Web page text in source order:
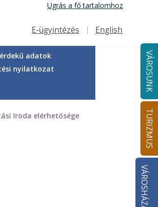
Ugrás a fő tartalomhoz
Felső navigáció
E-ügyintézés English
VÁROSUNK
TURIZMUS
VÁROSHÁZA
adatok
nyilatkozat
Iroda elérhetősége